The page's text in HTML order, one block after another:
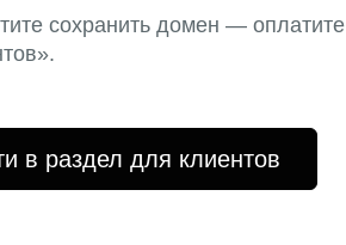
сохранить домен —
в раздел для клиентов